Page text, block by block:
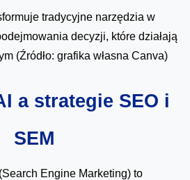
tradycyjne narzędzia w
decyzji, które działają
(Źródło: grafika własna Canva)
a strategie SEO i
SEM
Engine Marketing) to